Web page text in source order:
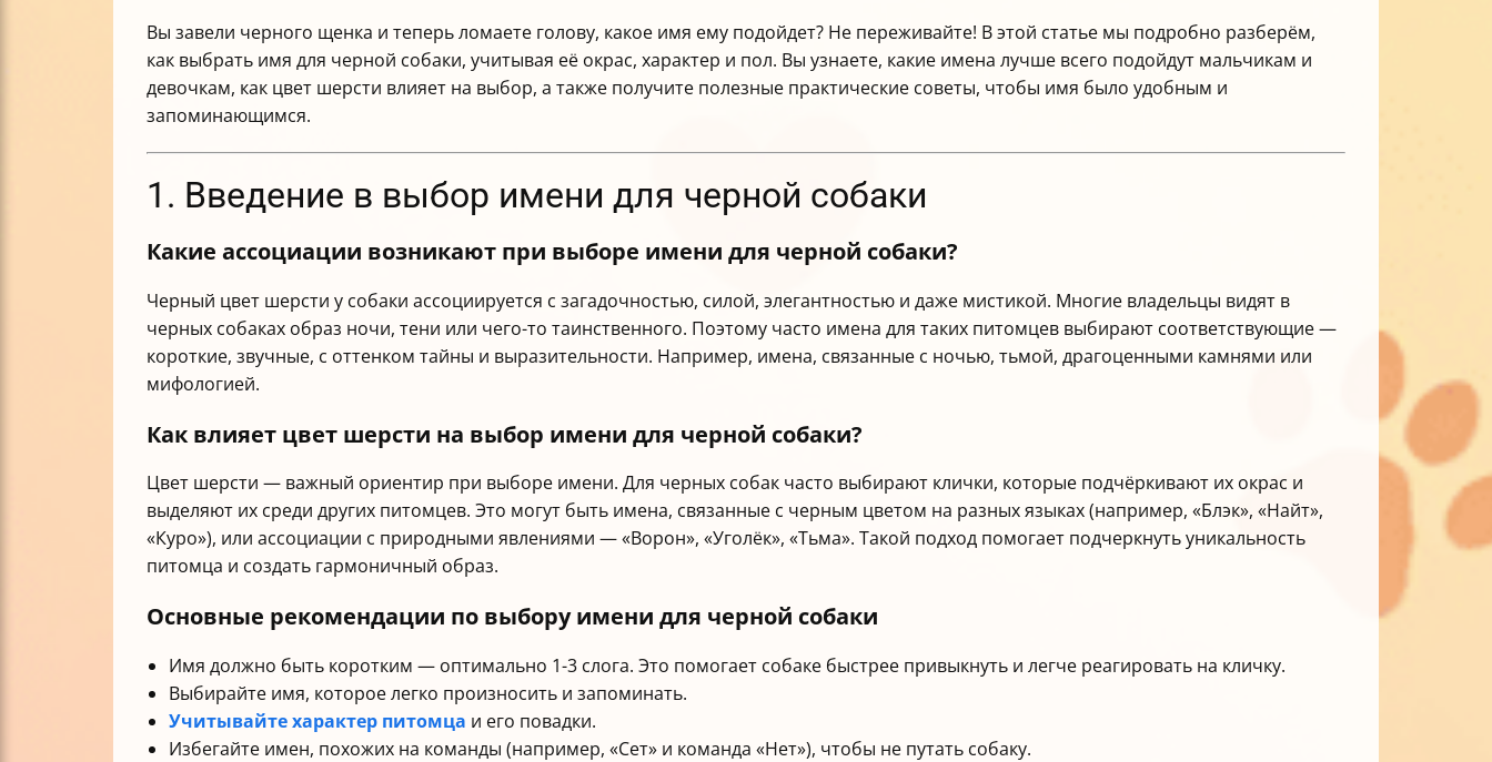
Вы завели черного щенка и теперь ломаете голову, какое имя ему подойдет? Не переживайте! В этой статье мы подробно разберём,
как выбрать имя для черной собаки, учитывая её окрас, характер и пол. Вы узнаете, какие имена лучше всего подойдут мальчикам и
девочкам, как цвет шерсти влияет на выбор, а также получите полезные практические советы, чтобы имя было удобным и
запоминающимся.
1. Введение в выбор имени для черной собаки
Какие ассоциации возникают при выборе имени для черной собаки?
Черный цвет шерсти у собаки ассоциируется с загадочностью, силой, элегантностью и даже мистикой. Многие владельцы видят в
черных собаках образ ночи, тени или чего-то таинственного. Поэтому часто имена для таких питомцев выбирают соответствующие —
короткие, звучные, с оттенком тайны и выразительности. Например, имена, связанные с ночью, тьмой, драгоценными камнями или
мифологией.
Как влияет цвет шерсти на выбор имени для черной собаки?
Цвет шерсти — важный ориентир при выборе имени. Для черных собак часто выбирают клички, которые подчёркивают их окрас и
выделяют их среди других питомцев. Это могут быть имена, связанные с черным цветом на разных языках (например, «Блэк», «Найт»,
«Куро»), или ассоциации с природными явлениями — «Ворон», «Уголёк», «Тьма». Такой подход помогает подчеркнуть уникальность
питомца и создать гармоничный образ.
Основные рекомендации по выбору имени для черной собаки
Имя должно быть коротким — оптимально 1-3 слога. Это помогает собаке быстрее привыкнуть и легче реагировать на кличку.
Выбирайте имя, которое легко произносить и запоминать.
Учитывайте характер питомца и его повадки.
Избегайте имен, похожих на команды (например, «Сет» и команда «Нет»), чтобы не путать собаку.